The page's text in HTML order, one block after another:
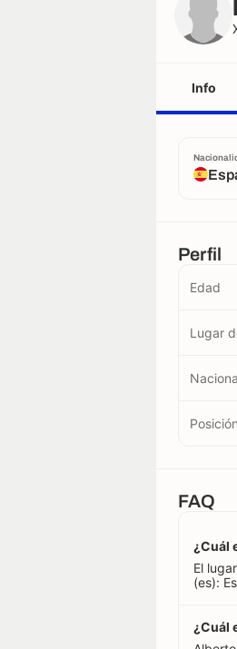
Info
Perfil
Edad
Lugar
FAQ
¿Cuál
El
(es):
¿Cuál